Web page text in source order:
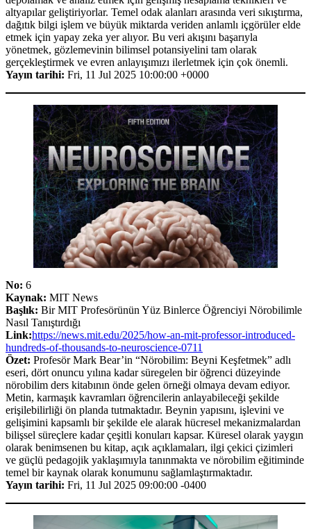
altyapılar geliştiriyorlar. Temel odak alanları arasında veri sıkıştırma,
dağıtık bilgi işlem ve büyük miktarda veriden anlamlı içgörüler elde
etmek için yapay zeka yer alıyor. Bu veri akışını başarıyla
yönetmek, gözlemevinin bilimsel potansiyelini tam olarak
gerçekleştirmek ve evren anlayışımızı ilerletmek için çok önemli.
Yayın tarihi: Fri, 11 Jul 2025 10:00:00 +0000
No: 6
Kaynak: MIT News
Başlık: Bir MIT Profesörünün Yüz Binlerce Öğrenciyi Nörobilimle
Nasıl Tanıştırdığı
Link:https://news.mit.edu/2025/how-an-mit-professor-introduced-
hundreds-of-thousands-to-neuroscience-0711
Özet: Profesör Mark Bear’in “Nörobilim: Beyni Keşfetmek” adlı
eseri, dört onuncu yılına kadar süregelen bir öğrenci düzeyinde
nörobilim ders kitabının önde gelen örneği olmaya devam ediyor.
Metin, karmaşık kavramları öğrencilerin anlayabileceği şekilde
erişilebilirliği ön planda tutmaktadır. Beynin yapısını, işlevini ve
gelişimini kapsamlı bir şekilde ele alarak hücresel mekanizmalardan
bilişsel süreçlere kadar çeşitli konuları kapsar. Küresel olarak yaygın
olarak benimsenen bu kitap, açık açıklamaları, ilgi çekici çizimleri
ve güçlü pedagojik yaklaşımıyla tanınmakta ve nörobilim eğitiminde
temel bir kaynak olarak konumunu sağlamlaştırmaktadır.
Yayın tarihi: Fri, 11 Jul 2025 09:00:00 -0400